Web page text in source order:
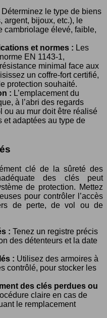
Déterminez le type de biens
argent, bijoux, etc.), le
cambriolage élevé, faible,
et normes : Les
EN 1143-1,
minimal face aux
un coffre-fort certifié,
protection souhaité.
: L’emplacement du
à l’abri des regards
ou au mur doit être réalisé
et adaptées au type de
clé de la sûreté des
des clés peut
de protection. Mettez
pour contrôler l’accès
de perte, de vol ou de
: Tenez un registre précis
des détenteurs et la date
: Utilisez des armoires à
contrôlé, pour stocker les
des clés perdues ou
claire en cas de
le remplacement